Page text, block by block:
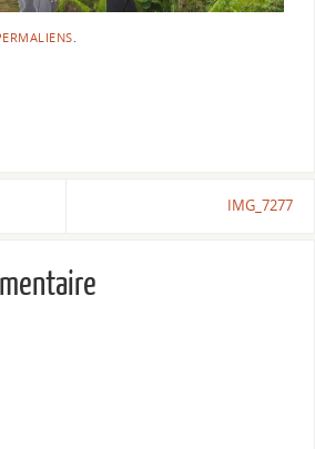
.
IMG_7277